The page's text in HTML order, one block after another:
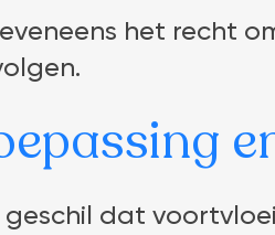
het recht
dat